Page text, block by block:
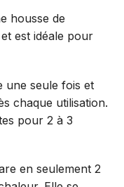
housse de
est idéale pour
une seule fois et
chaque utilisation.
pour 2 à 3
en seulement 2